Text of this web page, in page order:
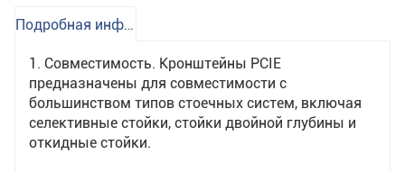
различных размерах и конфигурациях, что
делает их пригодными для использования с
широким спектром стоечных систем.
Подробная информация о продукте
1. Совместимость. Кронштейны PCIE
предназначены для совместимости с
большинством типов стоечных систем, включая
селективные стойки, стойки двойной глубины и
откидные стойки.